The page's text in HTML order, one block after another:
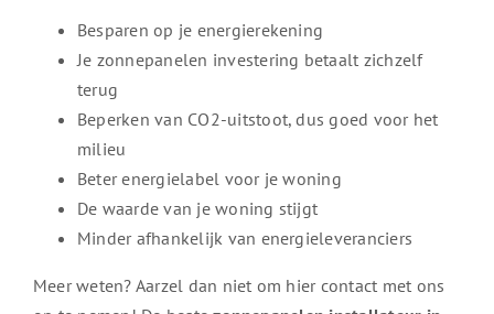
Besparen op je energierekening
Je zonnepanelen investering betaalt zichzelf
terug
Beperken van CO2-uitstoot, dus goed voor het
milieu
Beter energielabel voor je woning
De waarde van je woning stijgt
Minder afhankelijk van energieleveranciers
Meer weten? Aarzel dan niet om hier contact met ons